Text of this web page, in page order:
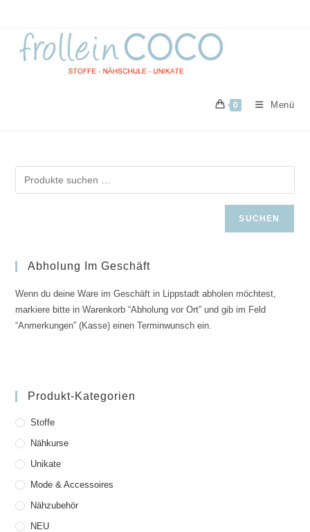
springen
0 Menü
SUCHEN
Abholung Im Geschäft
Wenn du deine Ware im Geschäft in Lippstadt abholen möchtest,
markiere bitte in Warenkorb “Abholung vor Ort” und gib im Feld
“Anmerkungen” (Kasse) einen Terminwunsch ein.
Produkt-Kategorien
Stoffe
Nähkurse
Unikate
Mode & Accessoires
Nähzubehör
NEU